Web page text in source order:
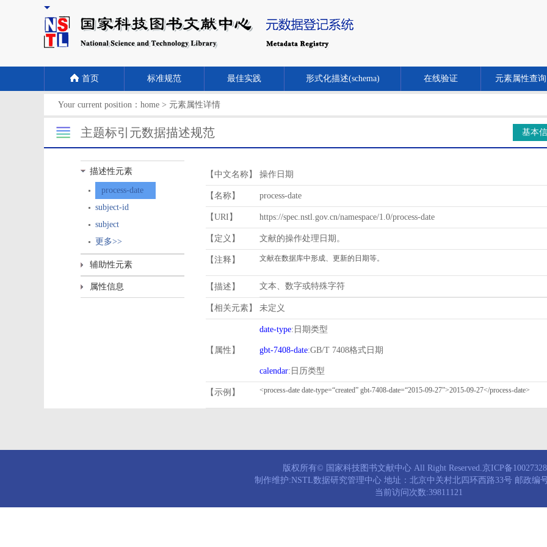
首页 标准规范 最佳实践 形式化描述(schema) 在线验证 元素属性查询
Your current position： home > 元素属性详情
主题标引元数据描述规范 基本
描述性元素
process-date
subject-id
subject
更多>>
辅助性元素
属性信息
【中文名称】 操作日期
【名称】 process-date
【URI】 https://spec.nstl.gov.cn/namespace/1.0/process-date
【定义】 文献的操作处理日期。
【注释】
【描述】 文本、数字或特殊字符
【相关元素】 未定义
【属性】
date-type:日期类型
gbt-7408-date:GB/T 7408格式日期
calendar:日历类型
【示例】
版权所有© 国家科技图书文献中心 All Right Reserved.京ICP备
制作维护:NSTL数据研究管理中心 地址：北京中关村北四环西路33号 邮政编
当前访问次数:39811121